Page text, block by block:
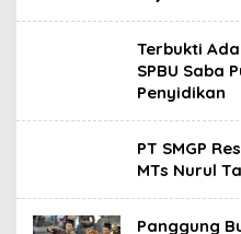
Terbukti
SPBU Saba
Penyidikan
PT SMGP
MTs Nurul
Panggung